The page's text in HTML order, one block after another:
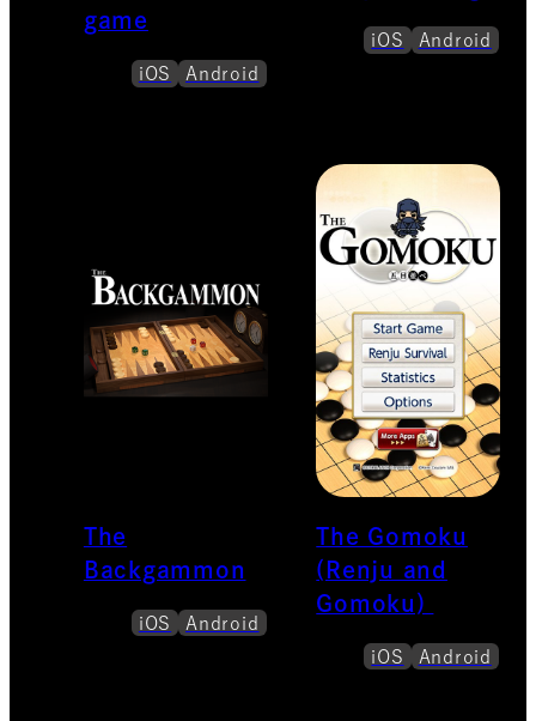
game
iOS Android
iOS Android
The
Backgammon
iOS Android
The Gomoku
(Renju and
Gomoku)
iOS Android